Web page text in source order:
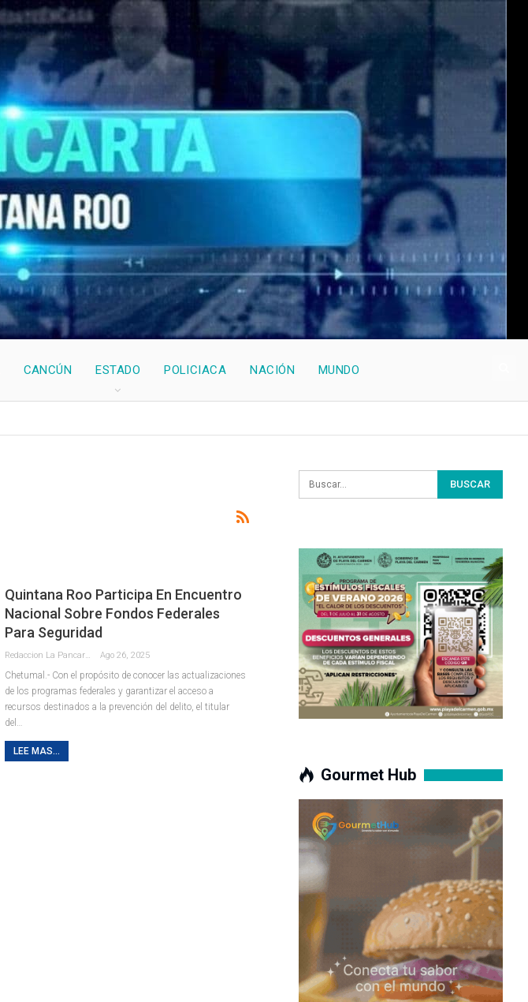
CANCÚN ESTADO POLICIACA NACIÓN MUNDO
Quintana Roo Participa En Encuentro
Nacional Sobre Fondos Federales
Para Seguridad
Ago 26, 2025
Chetumal.- Con el propósito de conocer las actualizaciones
de los programas federales y garantizar el acceso a
recursos destinados a la prevención del delito, el titular
del
LEE MAS...
Gourmet Hub